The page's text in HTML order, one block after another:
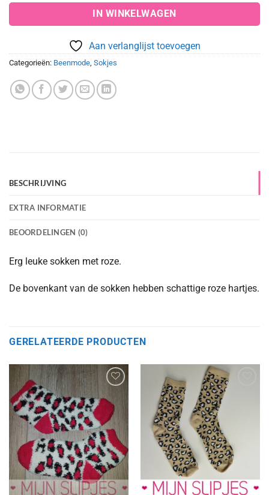
IN WINKELWAGEN
Aan verlanglijst toevoegen
Categorieën: Beenmode, Sokjes
BESCHRIJVING
EXTRA INFORMATIE
BEOORDELINGEN (0)
Erg leuke sokken met roze.
De bovenkant van de sokken hebben schattige roze hartjes.
GERELATEERDE PRODUCTEN
verlanglijst
toevoegen
verlanglijst
toevoegen